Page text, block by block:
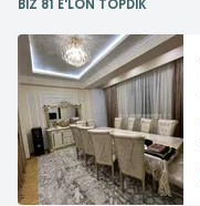
BIZ 81 E'LON TOPDIK